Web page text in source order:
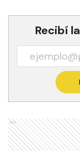
Recibí
Ads